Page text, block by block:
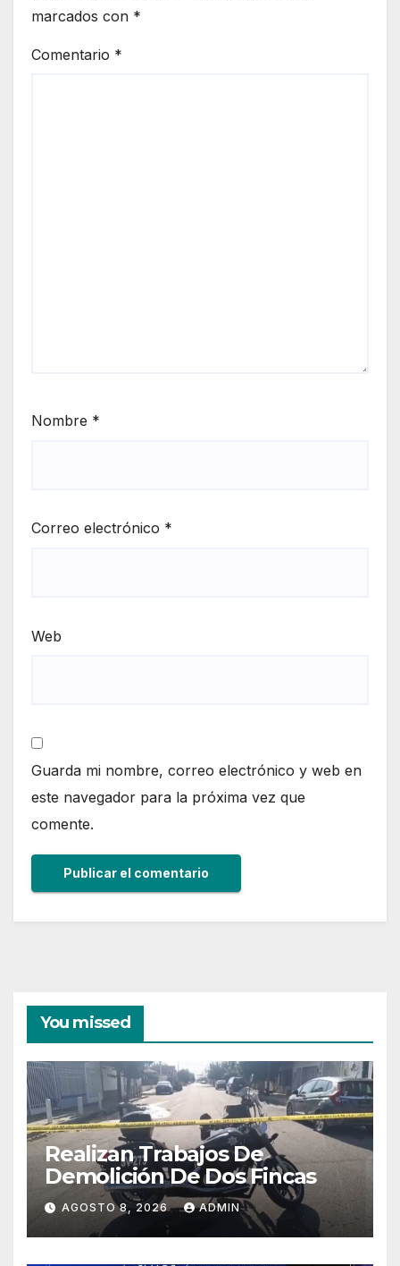
marcados con *
Comentario *
Nombre *
Correo electrónico *
Web
Guarda mi nombre, correo electrónico y web en
este navegador para la próxima vez que
comente.
You missed
Realizan Trabajos De
Demolición De Dos Fincas
AGOSTO 8, 2026 ADMIN